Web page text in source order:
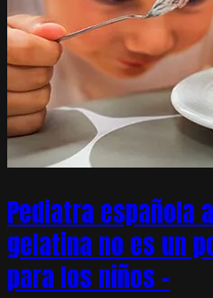
Pediatra española
gelatina no es un
para los niños –